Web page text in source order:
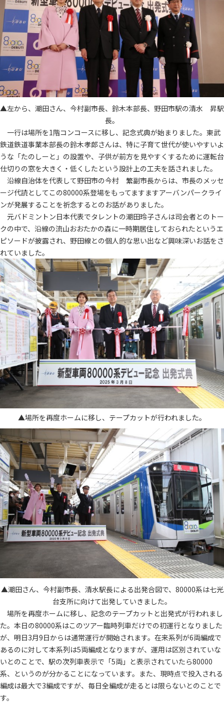
▲左から、潮田さん、今村副市長、鈴木本部長、野田市駅の清水 昇駅
長。
一行は場所を1階コンコースに移し、記念式典が始まりました。東武
鉄道鉄道事業本部長の鈴木孝郎さんは、特に子育て世代が使いやすいよ
うな「たのしーと」の設置や、子供が前方を見やすくするために運転台
仕切りの窓を大きく・低くしたという設計上の工夫を話されました。
沿線自治体を代表して野田市の今村 繁副市長からは、市長のメッセ
ージ代読としてこの80000系登場をもってますますアーバンパークライ
ンが発展することを祈念するとのお話がありました。
元バドミントン日本代表でタレントの潮田玲子さんは司会者とのトー
クの中で、沿線の流山おおたかの森に一時期居住しておられたというエ
ピソードが披露され、野田線との個人的な思い出など興味深いお話をさ
れていました。
▲場所を再度ホームに移し、テープカットが行われました。
▲潮田さん、今村副市長、清水駅長による出発合図で、80000系は七光
台支所に向けて出発していきました。
場所を再度ホームに移し、記念のテープカットと出発式が行われまし
た。本日の80000系はこのツアー臨時列車だけでの初運行となりました
が、明日3月9日からは通常運行が開始されます。在来系列が6両編成で
あるのに対して本系列は5両編成となりますが、運用は区別されていな
いとのことで、駅の次列車表示で「5両」と表示されていたら80000
系、というのが分かることになっています。また、現時点で投入される
編成は最大で3編成ですが、毎日全編成が走るとは限らないとのことで
す。